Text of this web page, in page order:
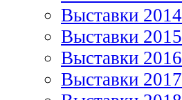
Выставки 2014
Выставки 2015
Выставки 2016
Выставки 2017